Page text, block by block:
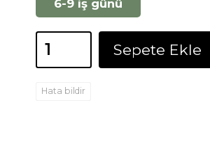
6-9 iş günü
Sepete Ekle
Hata bildir